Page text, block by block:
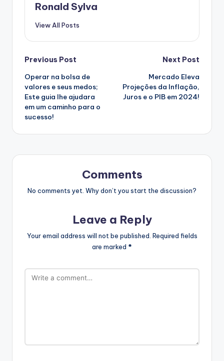
Ronald Sylva
View All Posts
Post
navigation
Previous Post
Operar na bolsa de
valores e seus medos;
Este guia lhe ajudara
em um caminho para o
sucesso!
Next Post
Mercado Eleva
Projeções da Inflação,
Juros e o PIB em 2024!
Comments
No comments yet. Why don’t you start the discussion?
Leave a Reply
Your email address will not be published. Required fields
are marked *